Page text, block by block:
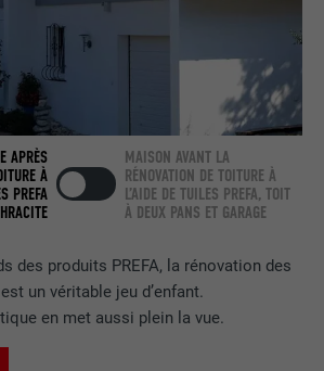
des produits PREFA, la rénovation des
un véritable jeu d’enfant.
en met aussi plein la vue.
APRÈS
À
PREFA
MAISON AVANT LA
RÉNOVATION DE TOITURE À
L’AIDE DE TUILES PREFA, TOIT
À DEUX PANS ET GARAGE
UserMatchHistory
LinkedIn
29 jours
Est utilisé pour suivre l'utilisateur sur
plusieurs sites Internet afin d'afficher de
l'utilisateur.
lidc